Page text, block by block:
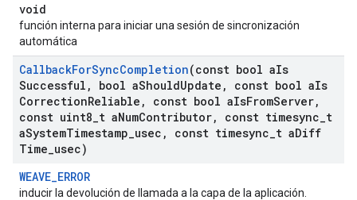
void
función interna para iniciar una sesión de sincronización
automática
CallbackForSyncCompletion(const bool aIs
Successful , bool aShouldUpdate , const bool aIs
CorrectionReliable , const bool aIsFromServer,
const uint8 t aNumContributor, const timesync t
aSystemTimestamp usec , const timesync t aDiff
Time usec)
WEAVE_ERROR
inducir la devolución de llamada a la capa de la aplicación.